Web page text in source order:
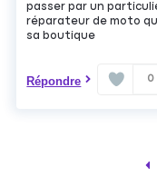
passer par un
réparateur de moto
sa boutique
Répondre 0